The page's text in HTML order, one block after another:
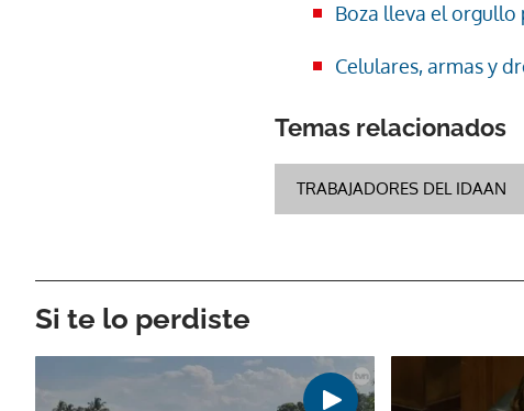
Boza lleva el orgullo
Celulares, armas y
Temas relacionados
TRABAJADORES DEL IDAAN
Si te lo perdiste